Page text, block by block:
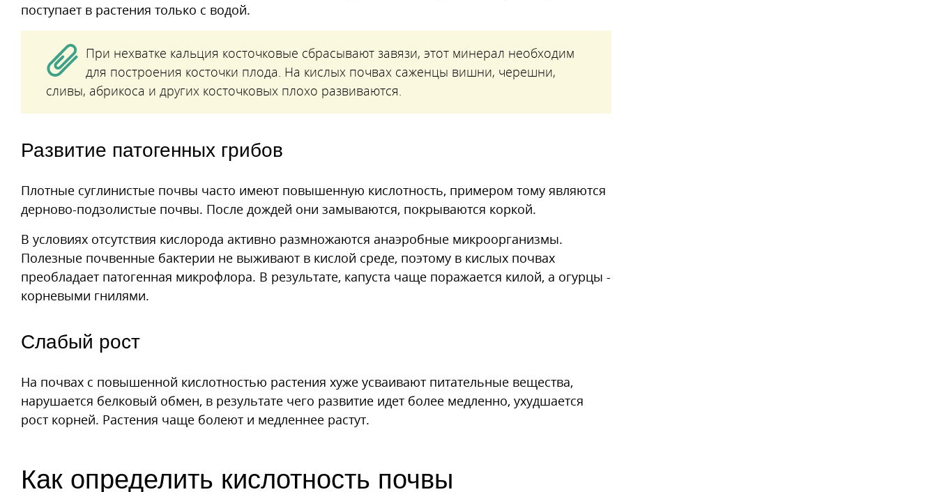
поступает в растения только с водой.
При нехватке кальция косточковые сбрасывают завязи, этот минерал необходим
для построения косточки плода. На кислых почвах саженцы вишни, черешни,
сливы, абрикоса и других косточковых плохо развиваются.
Развитие патогенных грибов
Плотные суглинистые почвы часто имеют повышенную кислотность, примером тому являются
дерново-подзолистые почвы. После дождей они замываются, покрываются коркой.
В условиях отсутствия кислорода активно размножаются анаэробные микроорганизмы.
Полезные почвенные бактерии не выживают в кислой среде, поэтому в кислых почвах
преобладает патогенная микрофлора. В результате, капуста чаще поражается килой, а огурцы -
корневыми гнилями.
Слабый рост
На почвах с повышенной кислотностью растения хуже усваивают питательные вещества,
нарушается белковый обмен, в результате чего развитие идет более медленно, ухудшается
рост корней. Растения чаще болеют и медленнее растут.
Как определить кислотность почвы